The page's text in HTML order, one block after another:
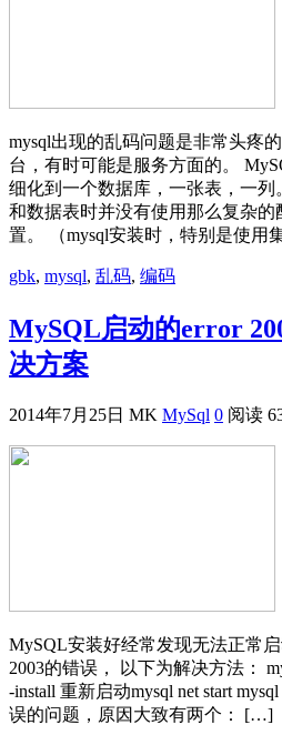
mysql出现的乱码问题是非常头疼
台，有时可能是服务方面的。
细化到一个数据库，一张表，一
和数据表时并没有使用那么复杂
置。 （mysql安装时，特别是使用
gbk, mysql, 乱码, 编码
MySQL启动的error
决方案
2014年7月25日 MK MySql 0 阅读
MySQL安装好经常发现无法正常
2003的错误， 以下为解决方法：
-install 重新启动mysql net start
误的问题，原因大致有两个： […]